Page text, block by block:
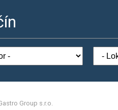
Group s.r.o.